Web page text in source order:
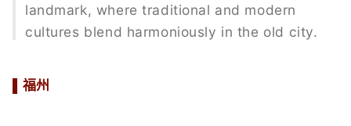
landmark, where traditional and modern
cultures blend harmoniously in the old city.
福州